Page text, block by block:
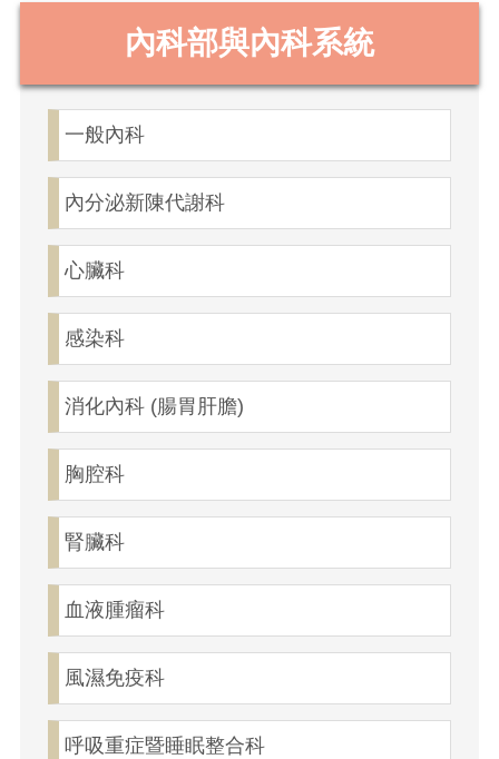
內科部與內科系統
一般內科
內分泌新陳代謝科
心臟科
感染科
消化內科 (腸胃肝膽)
胸腔科
腎臟科
血液腫瘤科
風濕免疫科
呼吸重症暨睡眠整合科